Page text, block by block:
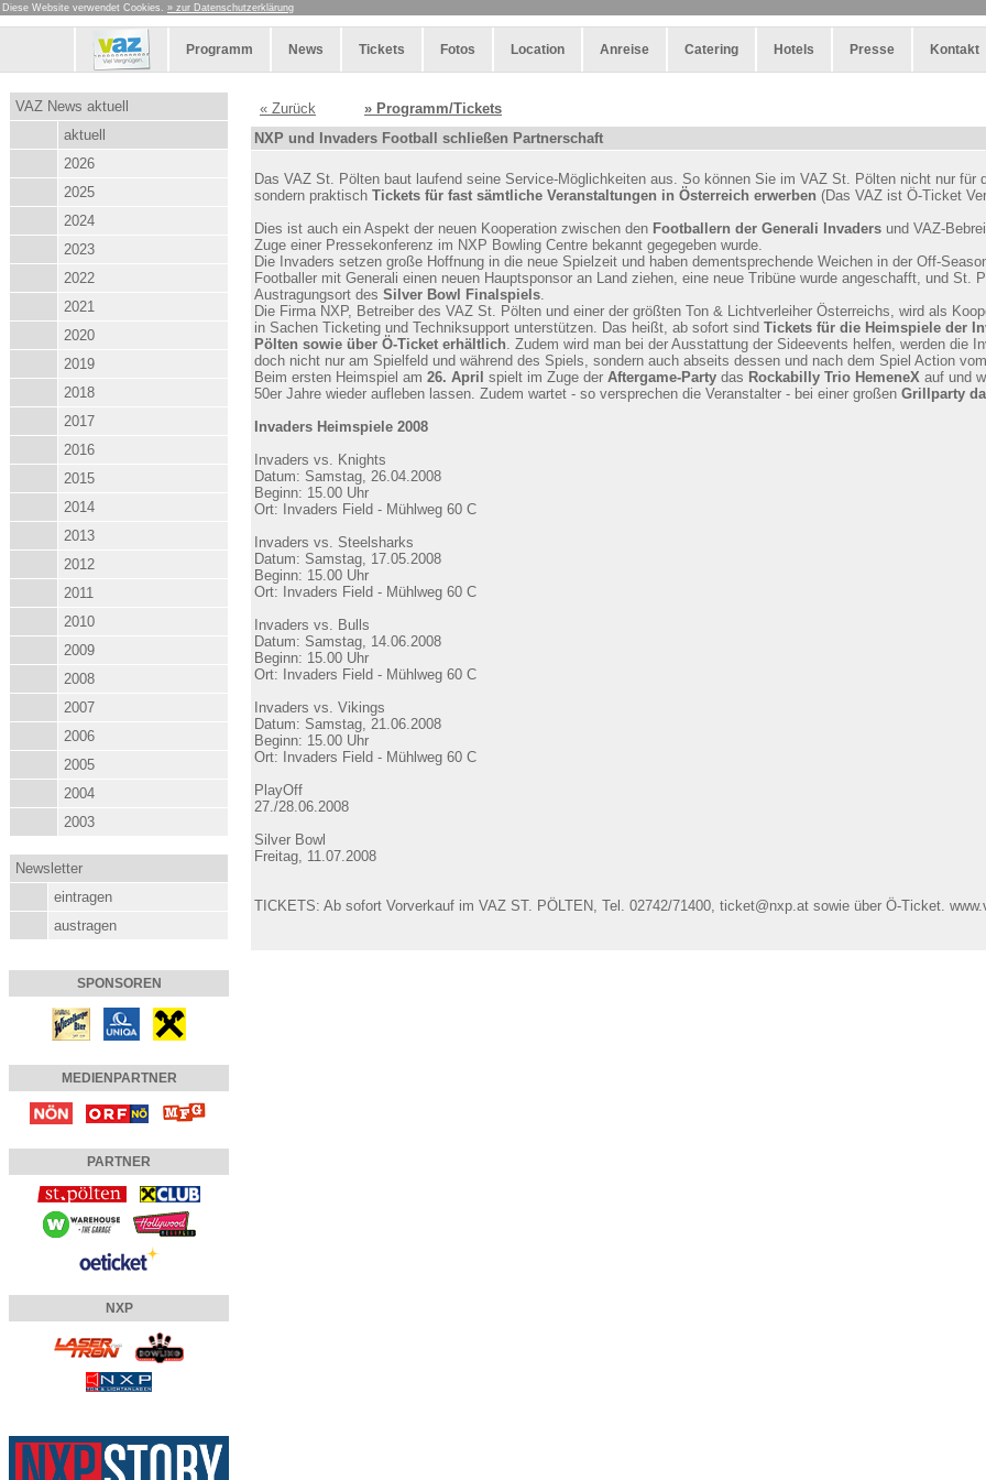
Diese Website verwendet Cookies. » zur Datenschutzerklärung
Programm News Tickets Fotos Location Anreise Catering Hotels Presse Kontakt
VAZ News aktuell
aktuell
2026
2025
2024
2023
2022
2021
2020
2019
2018
2017
2016
2015
2014
2013
2012
2011
2010
2009
2008
2007
2006
2005
2004
2003
Newsletter
eintragen
austragen
SPONSOREN
MEDIENPARTNER
PARTNER
NXP
« Zurück
» Programm/Tickets
NXP und Invaders Football schließen Partnerschaft
Das VAZ St. Pölten baut laufend seine Service-Möglichkeiten aus. So können Sie im VAZ St. Pölten nicht nur für
sondern praktisch Tickets für fast sämtliche Veranstaltungen in Österreich erwerben (Das VAZ ist Ö-Ticket
Dies ist auch ein Aspekt der neuen Kooperation zwischen den Footballern der Generali Invaders und VAZ-
Zuge einer Pressekonferenz im NXP Bowling Centre bekannt gegegeben wurde.
Die Invaders setzen große Hoffnung in die neue Spielzeit und haben dementsprechende Weichen in der Off-
Footballer mit Generali einen neuen Hauptsponsor an Land ziehen, eine neue Tribüne wurde angeschafft, und St.
Austragungsort des Silver Bowl Finalspiels.
Die Firma NXP, Betreiber des VAZ St. Pölten und einer der größten Ton & Lichtverleiher Österreichs, wird als
in Sachen Ticketing und Techniksupport unterstützen. Das heißt, ab sofort sind Tickets für die Heimspiele der
Pölten sowie über Ö-Ticket erhältlich. Zudem wird man bei der Ausstattung der Sideevents helfen, werden die
doch nicht nur am Spielfeld und während des Spiels, sondern auch abseits dessen und nach dem Spiel Action
Beim ersten Heimspiel am 26. April spielt im Zuge der Aftergame-Party das Rockabilly Trio HemeneX auf und
50er Jahre wieder aufleben lassen. Zudem wartet - so versprechen die Veranstalter - bei einer großen Grillparty
Invaders Heimspiele 2008
Invaders vs. Knights
Datum: Samstag, 26.04.2008
Beginn: 15.00 Uhr
Ort: Invaders Field - Mühlweg 60 C
Invaders vs. Steelsharks
Datum: Samstag, 17.05.2008
Beginn: 15.00 Uhr
Ort: Invaders Field - Mühlweg 60 C
Invaders vs. Bulls
Datum: Samstag, 14.06.2008
Beginn: 15.00 Uhr
Ort: Invaders Field - Mühlweg 60 C
Invaders vs. Vikings
Datum: Samstag, 21.06.2008
Beginn: 15.00 Uhr
Ort: Invaders Field - Mühlweg 60 C
PlayOff
27./28.06.2008
Silver Bowl
Freitag, 11.07.2008
TICKETS: Ab sofort Vorverkauf im VAZ ST. PÖLTEN, Tel. 02742/71400, ticket@nxp.at sowie über Ö-Ticket.